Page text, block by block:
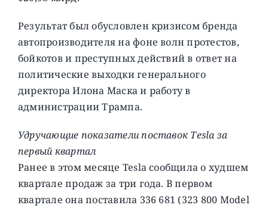
Результат был обусловлен кризисом бренда
автопроизводителя на фоне волн протестов,
бойкотов и преступных действий в ответ на
политические выходки генерального
директора Илона Маска и работу в
администрации Трампа.
Удручающие показатели поставок Tesla за
первый квартал
Ранее в этом месяце Tesla сообщила о худшем
квартале продаж за три года. В первом
квартале она поставила 336 681 (323 800 Model